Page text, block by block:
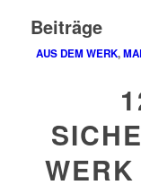
Beiträge
AUS DEM WERK,